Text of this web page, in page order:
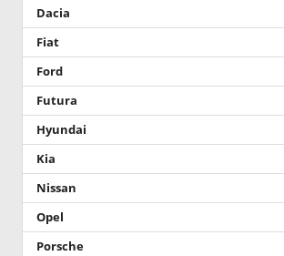
Dacia
Fiat
Ford
Futura
Hyundai
Kia
Nissan
Opel
Porsche